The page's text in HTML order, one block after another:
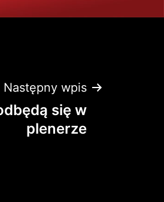
Następny wpis
się w
plenerze